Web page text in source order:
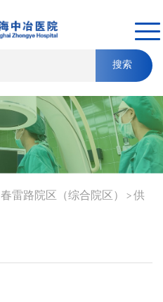
搜索
春雷路院区（综合院区） > 供